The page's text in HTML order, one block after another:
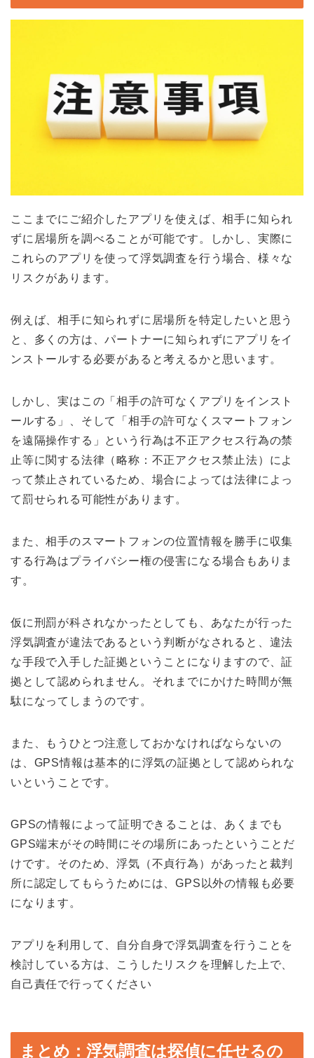
ここまでにご紹介したアプリを使えば、相手に知られ
ずに居場所を調べることが可能です。しかし、実際に
これらのアプリを使って浮気調査を行う場合、様々な
リスクがあります。
例えば、相手に知られずに居場所を特定したいと思う
と、多くの方は、パートナーに知られずにアプリをイ
ンストールする必要があると考えるかと思います。
しかし、実はこの「相手の許可なくアプリをインスト
ールする」、そして「相手の許可なくスマートフォン
を遠隔操作する」という行為は不正アクセス行為の禁
止等に関する法律（略称：不正アクセス禁止法）によ
って禁止されているため、 場合によっては法律によっ
て罰せられる可能性があります。
また、相手のスマートフォンの位置情報を勝手に収集
する行為はプライバシー権の侵害になる場合もありま
す。
仮に刑罰が科されなかったとしても、あなたが行った
浮気調査が違法であるという判断がなされると、違法
な手段で入手した証拠ということになりますので、証
拠として認められません。それまでにかけた時間が無
駄になってしまうのです。
また、もうひとつ注意しておかなければならないの
は、 GPS情報は基本的に浮気の証拠として認められな
い ということです。
GPSの情報によって証明できることは、あくまでも
GPS端末がその時間にその場所にあったということだ
けです。そのため、浮気（不貞行為）があったと裁判
所に認定してもらうためには、GPS 以外の情報も必要
になります。
アプリを利用して、自分自身で浮気調査を行うことを
検討している方は、こうしたリスクを理解した上で、
自己責任で行ってください
まとめ：浮気調査は探偵に任せるの